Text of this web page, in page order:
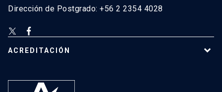
Dirección de Postgrado: +56 2 2354 4028
ACREDITACIÓN